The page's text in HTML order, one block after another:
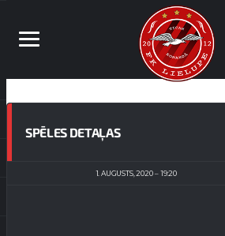
SPĒLES DETAĻAS
1. AUGUSTS, 2020 19:20